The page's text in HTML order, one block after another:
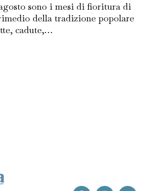
sono i mesi di fioritura di
della tradizione popolare
cadute,…